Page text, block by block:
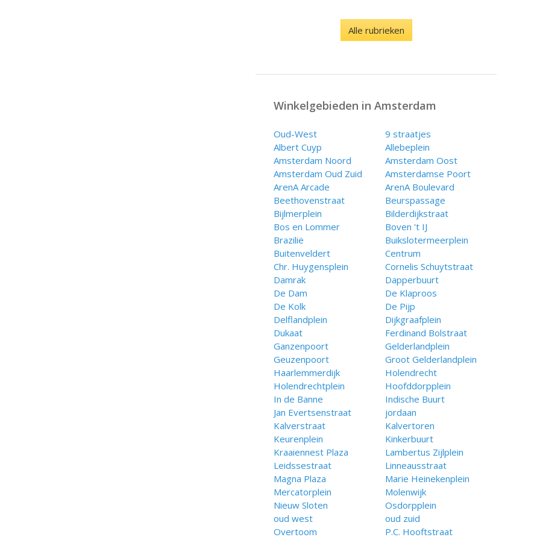
Alle rubrieken
Winkelgebieden in Amsterdam
Oud-West
9 straatjes
Albert Cuyp
Allebeplein
Amsterdam Noord
Amsterdam Oost
Amsterdam Oud Zuid
Amsterdamse Poort
ArenA Arcade
ArenA Boulevard
Beethovenstraat
Beurspassage
Bijlmerplein
Bilderdijkstraat
Bos en Lommer
Boven 't IJ
Brazilië
Buikslotermeerplein
Buitenveldert
Centrum
Chr. Huygensplein
Cornelis Schuytstraat
Damrak
Dapperbuurt
De Dam
De Klaproos
De Kolk
De Pijp
Delflandplein
Dijkgraafplein
Dukaat
Ferdinand Bolstraat
Ganzenpoort
Gelderlandplein
Geuzenpoort
Groot Gelderlandplein
Haarlemmerdijk
Holendrecht
Holendrechtplein
Hoofddorpplein
In de Banne
Indische Buurt
Jan Evertsenstraat
jordaan
Kalverstraat
Kalvertoren
Keurenplein
Kinkerbuurt
Kraaiennest Plaza
Lambertus Zijlplein
Leidssestraat
Linneausstraat
Magna Plaza
Marie Heinekenplein
Mercatorplein
Molenwijk
Nieuw Sloten
Osdorpplein
oud west
oud zuid
Overtoom
P.C. Hooftstraat